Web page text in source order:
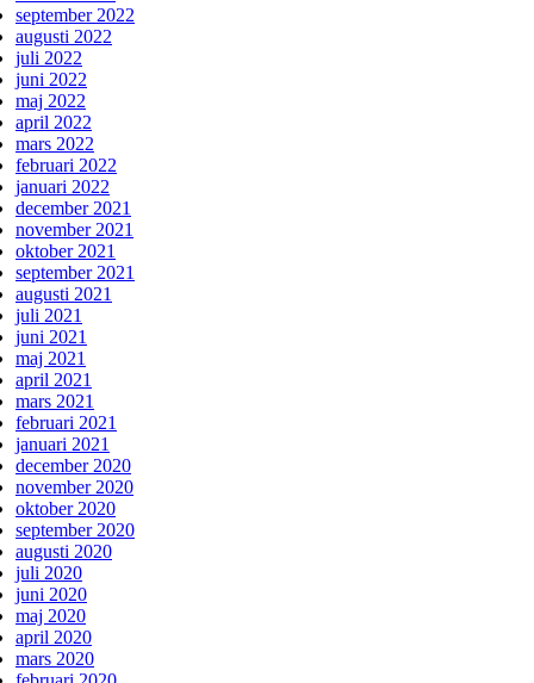
september 2022
augusti 2022
juli 2022
juni 2022
maj 2022
april 2022
mars 2022
februari 2022
januari 2022
december 2021
november 2021
oktober 2021
september 2021
augusti 2021
juli 2021
juni 2021
maj 2021
april 2021
mars 2021
februari 2021
januari 2021
december 2020
november 2020
oktober 2020
september 2020
augusti 2020
juli 2020
juni 2020
maj 2020
april 2020
mars 2020